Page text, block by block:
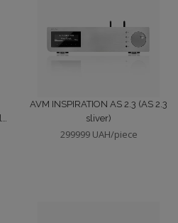
AVM INSPIRATION AS 2.3 (AS 2.3
sliver)
299999 UAH/piece